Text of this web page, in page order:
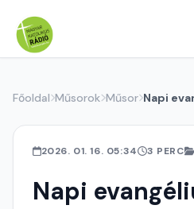
Főoldal Műsorok Műsor Napi
2026. 01. 16. 05:34 3 PERC
Napi